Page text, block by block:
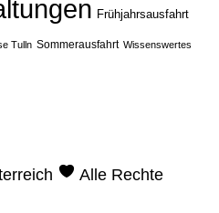
Frühjahrsausfahrt
Tulln Sommerausfahrt Wissenswertes
Alle Rechte